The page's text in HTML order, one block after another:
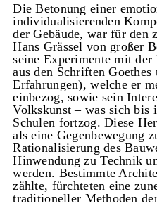
Die Betonung einer
individualisierenden
der Gebäude, war für den
Hans Grässel von großer
seine Experimente mit der
aus den Schriften
Erfahrungen), welche er
einbezog, sowie sein
Volkskunst – was sich bis
Schulen fortzog. Diese
als eine Gegenbewegung
Rationalisierung des
Hinwendung zu Technik
werden. Bestimmte
zählte, fürchteten eine
traditioneller Methoden